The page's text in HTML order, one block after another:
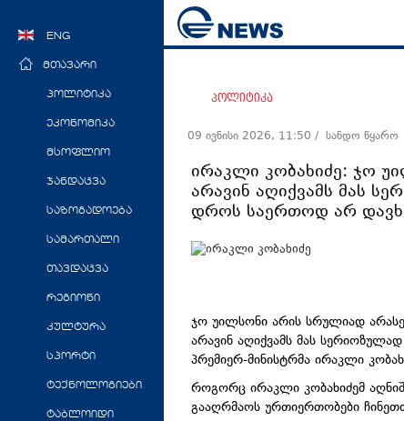
ENG
მთავარი
პოლიტიკა
ეკონომიკა
მსოფლიო
ჯანდაცვა
საზოგადოება
სამართალი
თავდაცვა
რეგიონი
კულტურა
სპორტი
ტექნოლოგიები
ტაბლოიდი
პოლიტიკა
09 ივნისი 2026, 11:50 / სანდო წყარო
ირაკლი კობახიძე: ჯო
არავინ აღიქვამს მას
დროს საერთოდ არ
ჯო უილსონი არის სრულიად
არავინ აღიქვამს მას
პრემიერ-მინისტრმა ირაკლი
როგორც ირაკლი კობახიძემ
გააღრმაოს ურთიერთობები